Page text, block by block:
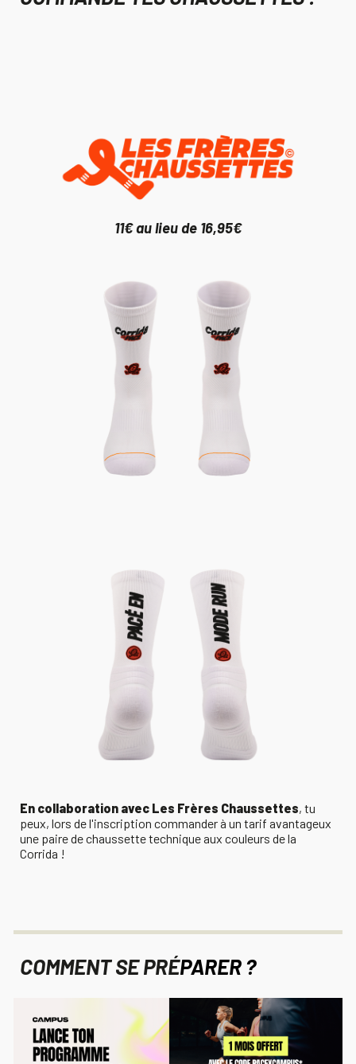
11€ au lieu de 16,95€
En collaboration avec Les Frères Chaussettes, tu
peux, lors de l'inscription commander à un tarif avantageux
une paire de chaussette technique aux couleurs de la
Corrida !
COMMENT SE PRÉPARER ?